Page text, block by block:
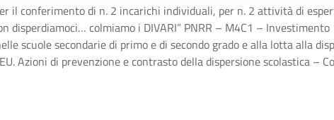
il conferimento di n. 2 incarichi individuali, per n. 2 attività di
disperdiamoci… colmiamo i DIVARI” PNRR – M4C1 –
scuole secondarie di primo e di secondo grado e alla lotta alla
Azioni di prevenzione e contrasto della dispersione scolastica –